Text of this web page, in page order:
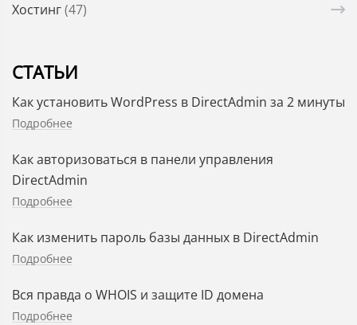
Хостинг(47)
СТАТЬИ
Как установить WordPress в DirectAdmin за 2 минуты
Подробнее
Как авторизоваться в панели управления
DirectAdmin
Подробнее
Как изменить пароль базы данных в DirectAdmin
Подробнее
Вся правда о WHOIS и защите ID домена
Подробнее